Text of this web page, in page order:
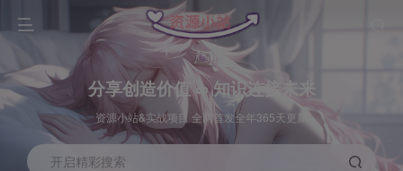
分享创造价值 ∞ 知识连接未来
资源小站&实战项目 全网首发全年365天更新
开启精彩搜索